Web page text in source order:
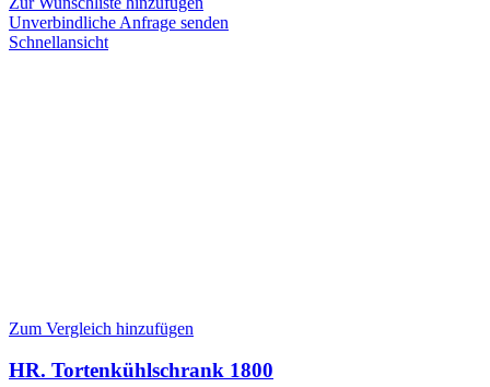
Unverbindliche Anfrage senden
Schnellansicht
Zum Vergleich hinzufügen
HR. Tortenkühlschrank 1800